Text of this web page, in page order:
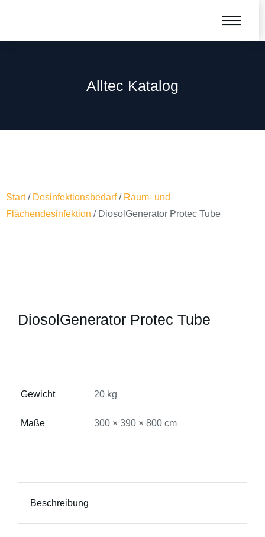
Alltec Katalog
Start/ Desinfektionsbedarf/ Raum- und
Flächendesinfektion / DiosolGenerator Protec Tube
DiosolGenerator Protec Tube
Gewicht 20 kg
Maße 300 × 390 × 800 cm
Beschreibung